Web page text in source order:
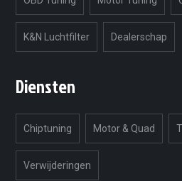
K&N Luchtfilter Dealerschap
Diensten
Chiptuning Motor & Quad
Verwijderingen